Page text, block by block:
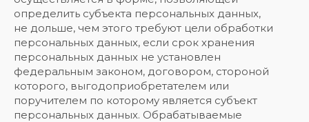
определить субъекта персональных данных,
не дольше, чем этого требуют цели обработки
персональных данных, если срок хранения
персональных данных не установлен
федеральным законом, договором, стороной
которого, выгодоприобретателем или
поручителем по которому является субъект
персональных данных. Обрабатываемые